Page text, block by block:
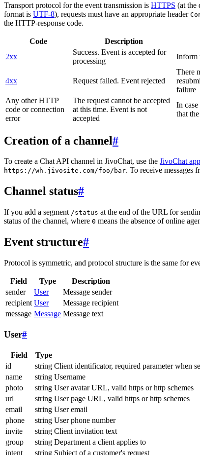
Transport protocol for the event transmission is HTTPS (at the
format is UTF-8), requests must have an appropriate header
the HTTP-response code.
Code Description
2xx
Success. Event is accepted for
processing
Inform
4xx Request failed. Event rejected
There
failure
Any other HTTP
code or connection
error
The request cannot be accepted
at this time. Event is not
accepted
In
that
Creation of a channel#
To create a Chat API channel in JivoChat, use the JivoChat app
https://wh.jivosite.com/foo/bar. To receive messages
Channel status#
If you add a segment /status at the end of the URL for
status of the channel, where 0 means the absence of online
Event structure#
Protocol is symmetric, and protocol structure is the same for
Field Type
Description
sender
User
Message sender
recipient User
Message recipient
message Message Message text
User#
Field Type
id
string Client identificator, required parameter when
name
string Username
photo
string User avatar URL, valid https or http schemes
url
string User page URL, valid https or http schemes
email
string User email
phone
string User phone number
invite
string Client invitation text
group
string Department a client applies to
intent
string Subject of a customer's request